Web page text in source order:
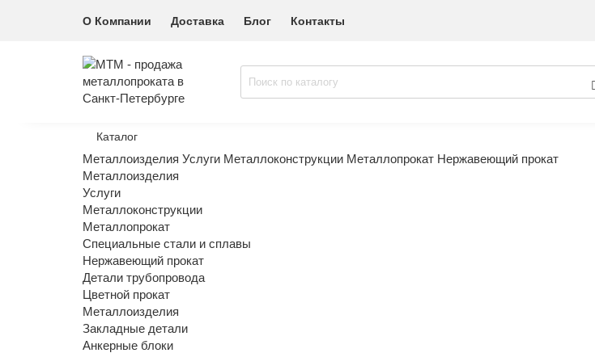
О Компании Доставка Блог Контакты
Каталог
Металлоизделия Услуги Металлоконструкции Металлопрокат Нержавеющий прокат
Металлоизделия
Услуги
Металлоконструкции
Металлопрокат
Специальные стали и сплавы
Нержавеющий прокат
Детали трубопровода
Цветной прокат
Металлоизделия
Закладные детали
Анкерные блоки